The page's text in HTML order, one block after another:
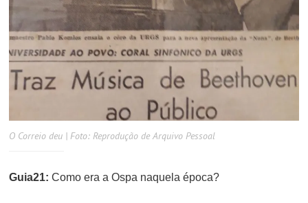
O Correio deu | Foto: Reprodução de Arquivo Pessoal
Guia21:Como era a Ospa naquela época?